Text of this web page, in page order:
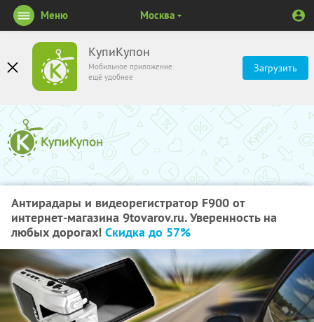
КупиКупон
Мобильное приложение
ещё удобнее
Загрузить
Меню Москва
Антирадары и видеорегистратор F900 от
интернет-магазина 9tovarov.ru. Уверенность на
любых дорогах! Скидка до 57%